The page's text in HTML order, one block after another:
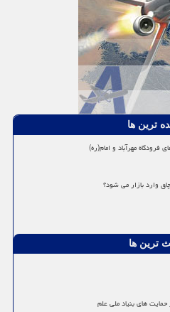
ترین ها
فرودگاه مهرآباد و امام(ره)
وارد بازار می شود؟
ترین ها
های بنیاد ملی علم